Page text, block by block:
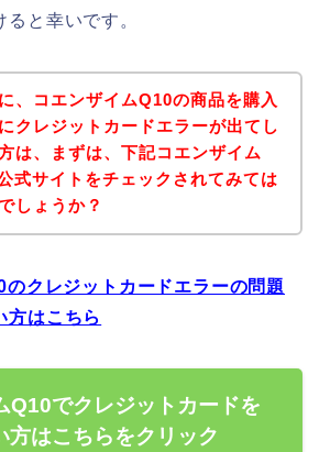
と幸いです。
、コエンザイムQ10の商品を購入
クレジットカードエラーが出てし
は、まずは、下記コエンザイム
式サイトをチェックされてみては
しょうか？
のクレジットカードエラーの問題
方はこちら
Q10でクレジットカードを
方はこちらをクリック